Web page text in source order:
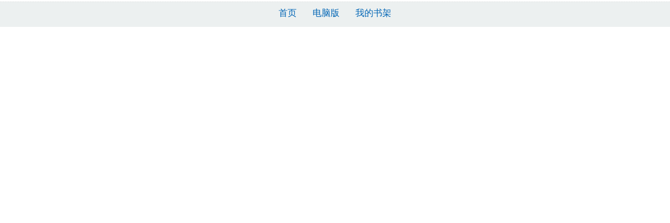
首页 电脑版 我的书架